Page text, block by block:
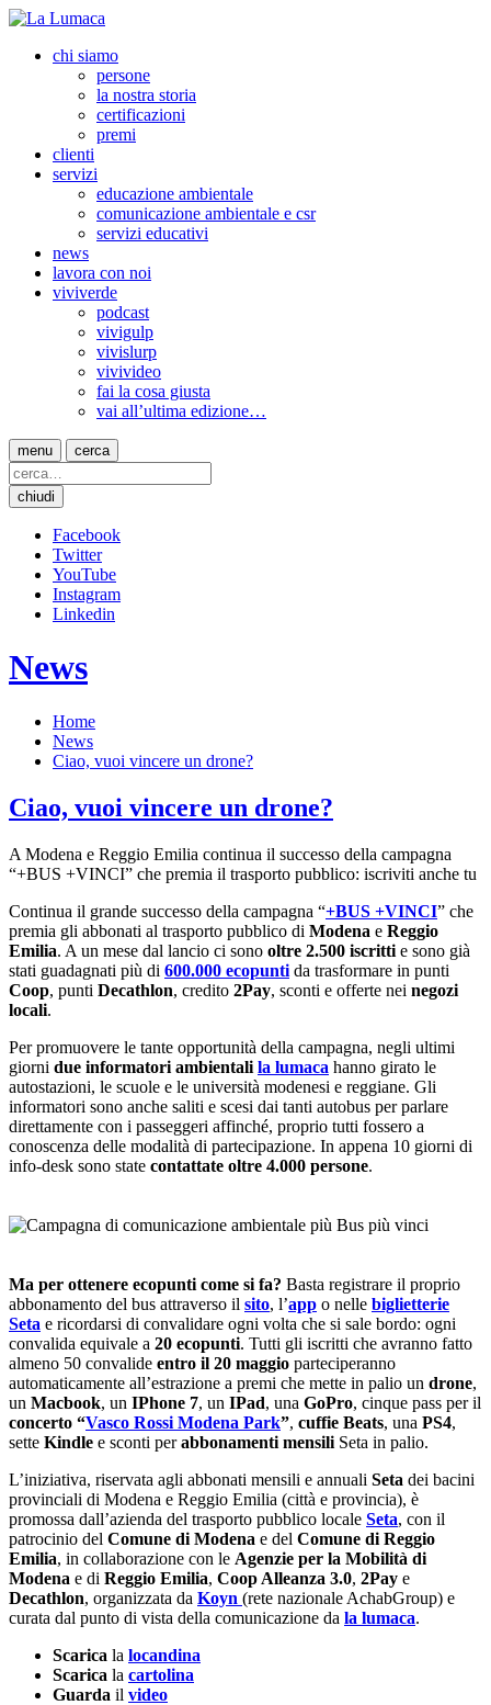
chi siamo
persone
la nostra storia
certificazioni
premi
clienti
servizi
educazione ambientale
comunicazione ambientale e csr
servizi educativi
news
lavora con noi
viviverde
podcast
vivigulp
vivislurp
vivivideo
fai la cosa giusta
vai all’ultima edizione…
menu cerca
chiudi
Facebook
Twitter
YouTube
Instagram
Linkedin
News
Home
News
Ciao, vuoi vincere un drone?
Ciao, vuoi vincere un drone?
A Modena e Reggio Emilia continua il successo della campagna
“+BUS +VINCI” che premia il trasporto pubblico: iscriviti anche tu
Continua il grande successo della campagna “+BUS +VINCI” che
premia gli abbonati al trasporto pubblico di Modena e Reggio
Emilia. A un mese dal lancio ci sono oltre 2.500 iscritti e sono già
stati guadagnati più di 600.000 ecopunti da trasformare in punti
Coop, punti Decathlon, credito 2Pay, sconti e offerte nei negozi
locali.
Per promuovere le tante opportunità della campagna, negli ultimi
giorni due informatori ambientali la lumaca hanno girato le
autostazioni, le scuole e le università modenesi e reggiane. Gli
informatori sono anche saliti e scesi dai tanti autobus per parlare
direttamente con i passeggeri affinché, proprio tutti fossero a
conoscenza delle modalità di partecipazione. In appena 10 giorni di
info-desk sono state contattate oltre 4.000 persone.
Ma per ottenere ecopunti come si fa? Basta registrare il proprio
abbonamento del bus attraverso il sito, l’app o nelle biglietterie
Seta e ricordarsi di convalidare ogni volta che si sale bordo: ogni
convalida equivale a 20 ecopunti. Tutti gli iscritti che avranno fatto
almeno 50 convalide entro il 20 maggio parteciperanno
automaticamente all’estrazione a premi che mette in palio un drone,
un Macbook, un IPhone 7, un IPad, una GoPro, cinque pass per il
concerto “Vasco Rossi Modena Park”, cuffie Beats, una PS4,
sette Kindle e sconti perabbonamenti mensili Seta in palio.
L’iniziativa, riservata agli abbonati mensili e annuali Seta dei bacini
provinciali di Modena e Reggio Emilia (città e provincia), è
promossa dall’azienda del trasporto pubblico locale Seta, con il
patrocinio del Comune di Modena e del Comune di Reggio
Emilia, in collaborazione con le Agenzie per la Mobilità di
Modena e di Reggio Emilia, Coop Alleanza 3.0, 2Pay e
Decathlon, organizzata da Koyn (rete nazionale AchabGroup) e
curata dal punto di vista della comunicazione da la lumaca.
Scarica la locandina
Scarica la cartolina
Guarda il video